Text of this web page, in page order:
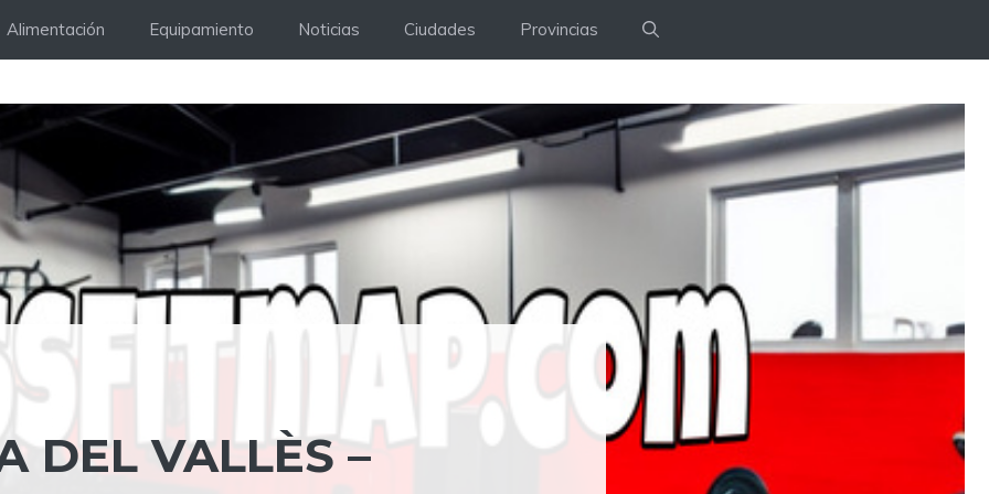
Alimentación Equipamiento Noticias Ciudades Provincias
DEL VALLÈS –